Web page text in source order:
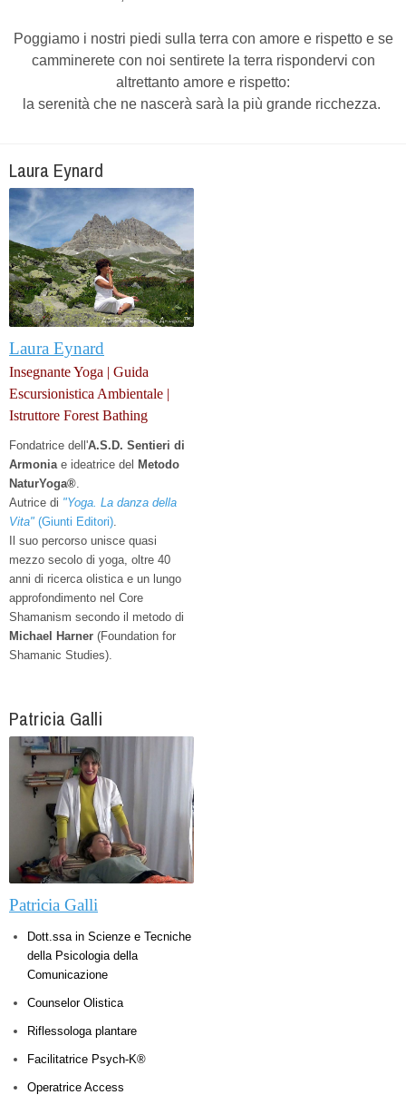
Poggiamo i nostri piedi sulla terra con amore e rispetto e se
camminerete con noi sentirete la terra rispondervi con
altrettanto amore e rispetto:
la serenità che ne nascerà sarà la più grande ricchezza.
Laura Eynard
Laura Eynard
Insegnante Yoga | Guida
Escursionistica Ambientale |
Istruttore Forest Bathing
Fondatrice dell'A.S.D. Sentieri di
Armonia e ideatrice del Metodo
NaturYoga®
Autrice di "Yoga. La danza della
Vita" (Giunti Editori)
Il suo percorso unisce quasi
mezzo secolo di yoga, oltre 40
anni di ricerca olistica e un lungo
approfondimento nel Core
Shamanism secondo il metodo di
Michael Harner (Foundation for
Shamanic Studies).
Patricia Galli
Patricia Galli
Dott.ssa in Scienze e Tecniche
della Psicologia della
Comunicazione
Counselor Olistica
Riflessologa plantare
Facilitatrice Psych-K®
Operatrice Access